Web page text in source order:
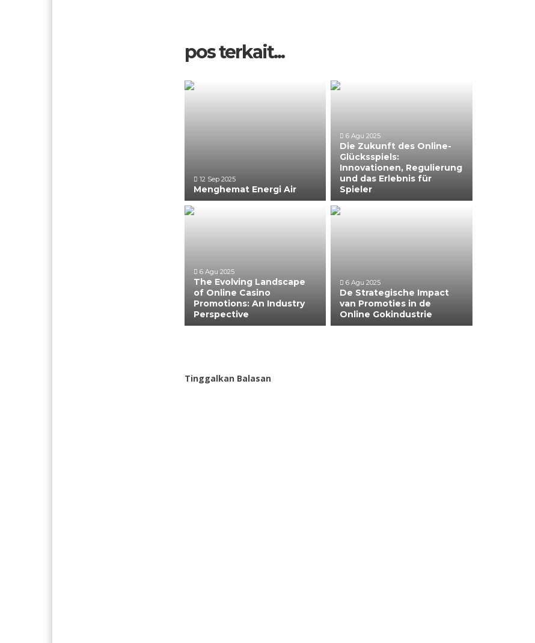
pos terkait...
12 Sep 2025
Menghemat Energi Air
6 Agu 2025
Die Zukunft des Online-
Glücksspiels:
Innovationen, Regulierung
und das Erlebnis für
Spieler
6 Agu 2025
The Evolving Landscape
of Online Casino
Promotions: An Industry
Perspective
6 Agu 2025
De Strategische Impact
van Promoties in de
Online Gokindustrie
Tinggalkan Balasan